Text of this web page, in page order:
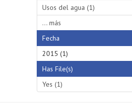
Usos del agua (1)
... más
Fecha
2015 (1)
Has File(s)
Yes (1)